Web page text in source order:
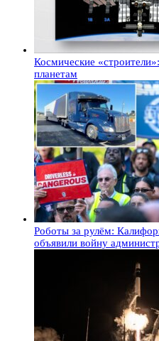
Космические
планетам
Роботы за рулём:
объявили войну